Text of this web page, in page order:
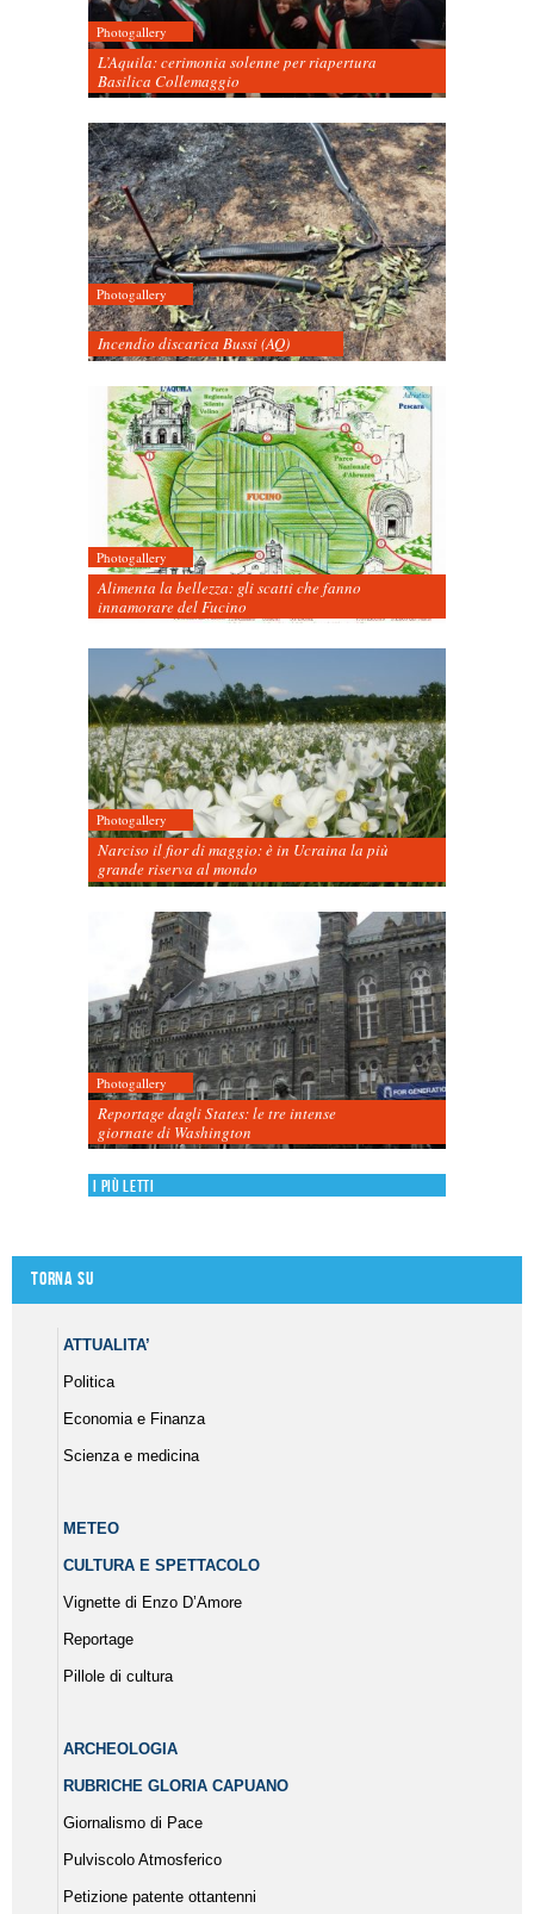
Photogallery
L’Aquila: cerimonia solenne per riapertura
Basilica Collemaggio
Photogallery
Incendio discarica Bussi (AQ)
Photogallery
Alimenta la bellezza: gli scatti che fanno
innamorare del Fucino
Photogallery
Narciso il fior di maggio: è in Ucraina la più
grande riserva al mondo
Photogallery
Reportage dagli States: le tre intense
giornate di Washington
I più letti
Torna su
ATTUALITA’
Politica
Economia e Finanza
Scienza e medicina
METEO
CULTURA E SPETTACOLO
Vignette di Enzo D’Amore
Reportage
Pillole di cultura
ARCHEOLOGIA
RUBRICHE GLORIA CAPUANO
Giornalismo di Pace
Pulviscolo Atmosferico
Petizione patente ottantenni